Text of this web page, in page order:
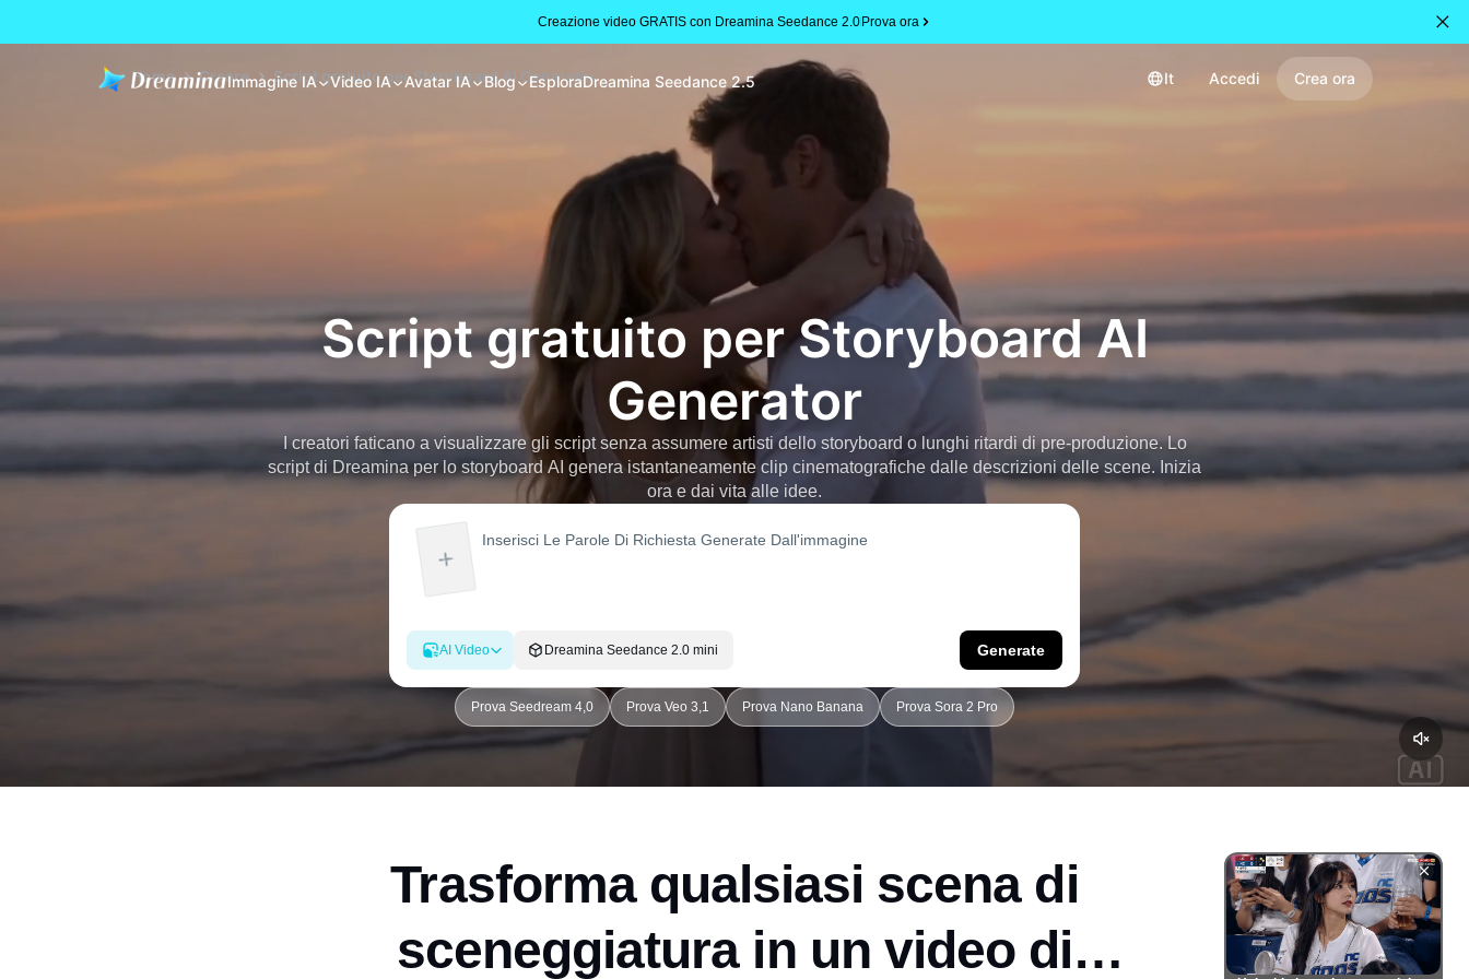
Creazione video GRATIS con Dreamina Seedance 2.0Prova ora
Immagine IA Video IA Avatar IA Blog EsploraDreamina Seedance 2.5 It Accedi Crea ora
Home Creare Script gratuito per Storyboard AI Generator
Script gratuito per Storyboard AI
Generator
I creatori faticano a visualizzare gli script senza assumere artisti dello storyboard o lunghi ritardi di pre-produzione. Lo
script di Dreamina per lo storyboard AI genera istantaneamente clip cinematografiche dalle descrizioni delle scene. Inizia
ora e dai vita alle idee.
AI Video Dreamina Seedance 2.0 mini Generate
Prova Seedream 4,0 Prova Veo 3,1 Prova Nano Banana Prova Sora 2 Pro
Trasforma qualsiasi scena di
sceneggiatura in un video di